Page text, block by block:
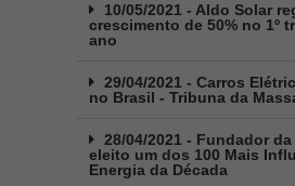
10/05/2021 - Aldo Solar
crescimento de 50% no 1º
ano
29/04/2021 - Carros
no Brasil - Tribuna da
28/04/2021 - Fundador
eleito um dos 100 Mais
Energia da Década